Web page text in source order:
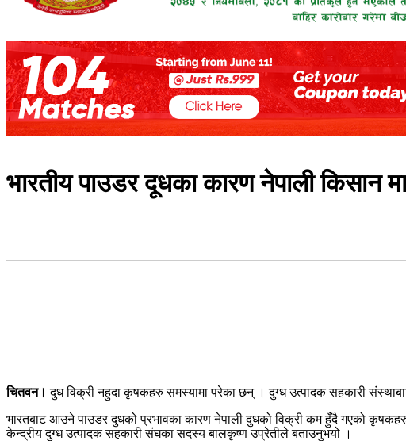
भारतीय पाउडर दूधका कारण नेपाली किसान
चितवन। दुध विक्री नहुदा कृषकहरु समस्यामा परेका छन् । दुग्ध उत्पादक सहकारी
भारतबाट आउने पाउडर दुधको प्रभावका कारण नेपाली दुधको विक्री कम हुँदै गएको
केन्द्रीय दुग्ध उत्पादक सहकारी संघका सदस्य बालकृष्ण उप्रेतीले बताउनुभयो ।